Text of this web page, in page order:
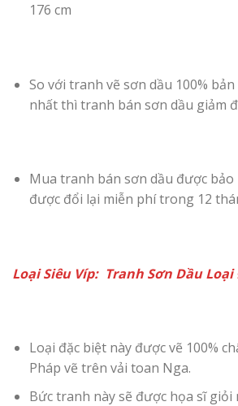
176 cm
So với tranh vẽ sơn dầu 100%
nhất thì tranh bán sơn dầu giảm
Mua tranh bán sơn dầu được bảo
được đổi lại miễn phí trong 12
Loại Siêu Víp: Tranh Sơn Dầu
Loại đặc biệt này được vẽ 100%
Pháp vẽ trên vải toan Nga.
Bức tranh này sẽ được họa sĩ giỏi